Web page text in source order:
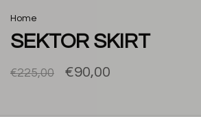
Home
SEKTOR SKIRT
€225,00 €90,00